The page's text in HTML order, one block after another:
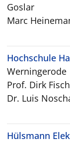
Goslar
Marc
Hochschule
Werningerode
Prof. Dirk
Dr. Luis
Hülsmann